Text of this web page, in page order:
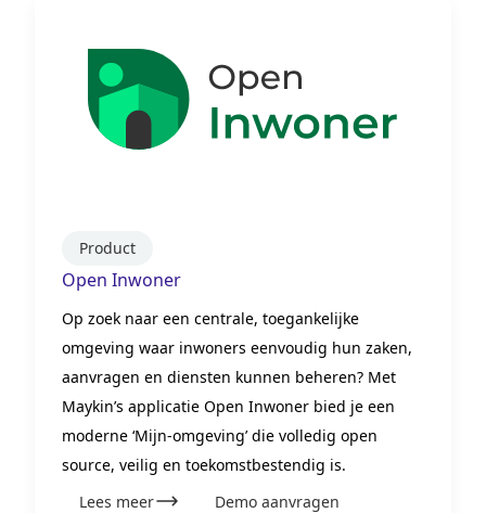
Product
Open Inwoner
Op zoek naar een centrale, toegankelijke
omgeving waar inwoners eenvoudig hun zaken,
aanvragen en diensten kunnen beheren? Met
Maykin’s applicatie Open Inwoner bied je een
moderne ‘Mijn-omgeving’ die volledig open
source, veilig en toekomstbestendig is.
Lees meer
Demo aanvragen